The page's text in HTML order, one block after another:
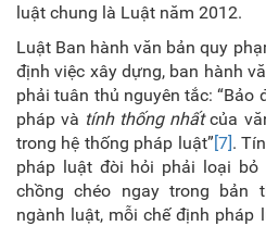
luật chung là Luật năm 2012.
Luật Ban hành văn bản quy
định việc xây dựng, ban hành
phải tuân thủ nguyên tắc: “Bảo
pháp và tính thống nhấtcủa
trong hệ thống pháp luật”[7].
pháp luật đòi hỏi phải loại bỏ
chồng chéo ngay trong bản
ngành luật, mỗi chế định pháp